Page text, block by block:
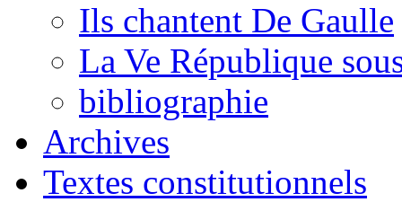
Ils chantent De Gaulle
La Ve République
bibliographie
Archives
Textes constitutionnels